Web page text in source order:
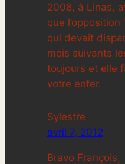
2008, à Linas,
que l’opposition
qui devait
mois suivants
toujours et elle
votre enfer.
Sylestre
avril 7, 2012
Bravo François,